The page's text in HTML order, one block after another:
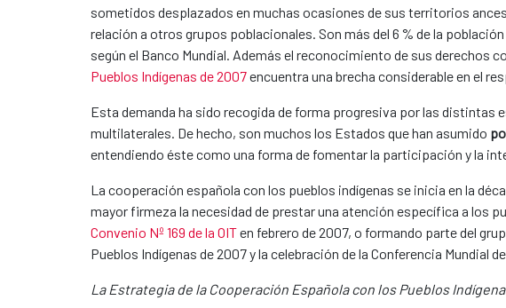
sometidos desplazados en muchas ocasiones de sus territorios
relación a otros grupos poblacionales. Son más del 6 % de la
según el Banco Mundial. Además el reconocimiento de sus derechos
Pueblos Indígenas de 2007encuentra una brecha considerable en el
Esta demanda ha sido recogida de forma progresiva por las
multilaterales. De hecho, son muchos los Estados que han asumido
entendiendo éste como una forma de fomentar la participación y la
La cooperación española con los pueblos indígenas se inicia en la
mayor firmeza la necesidad de prestar una atención específica a los
Convenio Nº 169 de la OITen febrero de 2007, o formando parte del
Pueblos Indígenas de 2007 y la celebración de la Conferencia Mundial
La Estrategia de la Cooperación Española con los Pueblos